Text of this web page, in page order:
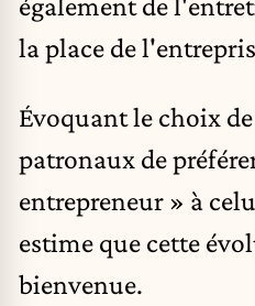
la place de
Évoquant le choix
patronaux de
entrepreneur » à
estime que cette
bienvenue.